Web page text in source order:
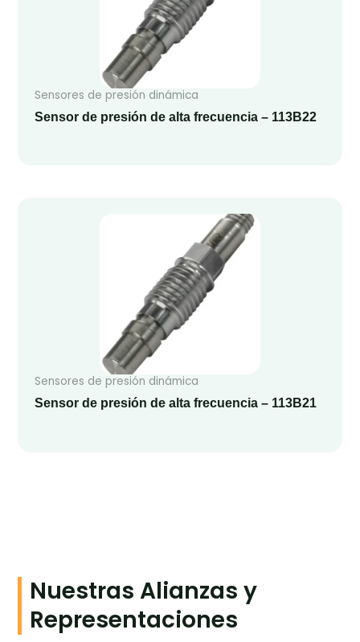
Sensores de presión dinámica
Sensor de presión de alta frecuencia – 113B22
Sensores de presión dinámica
Sensor de presión de alta frecuencia – 113B21
Nuestras Alianzas y
Representaciones